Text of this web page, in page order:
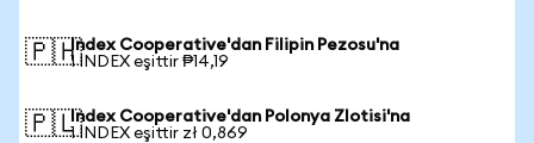
🇵🇭Index Cooperative'dan Filipin Pezosu'na
1 INDEX eşittir ₱14,19
🇵🇱Index Cooperative'dan Polonya Zlotisi'na
1 INDEX eşittir zł 0,869